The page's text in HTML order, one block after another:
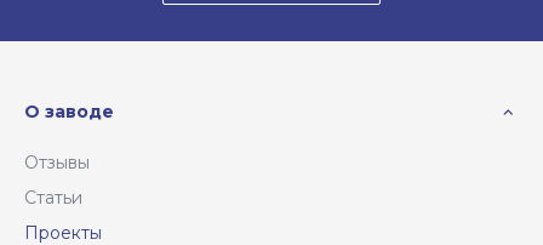
О заводе
Отзывы
Статьи
Проекты